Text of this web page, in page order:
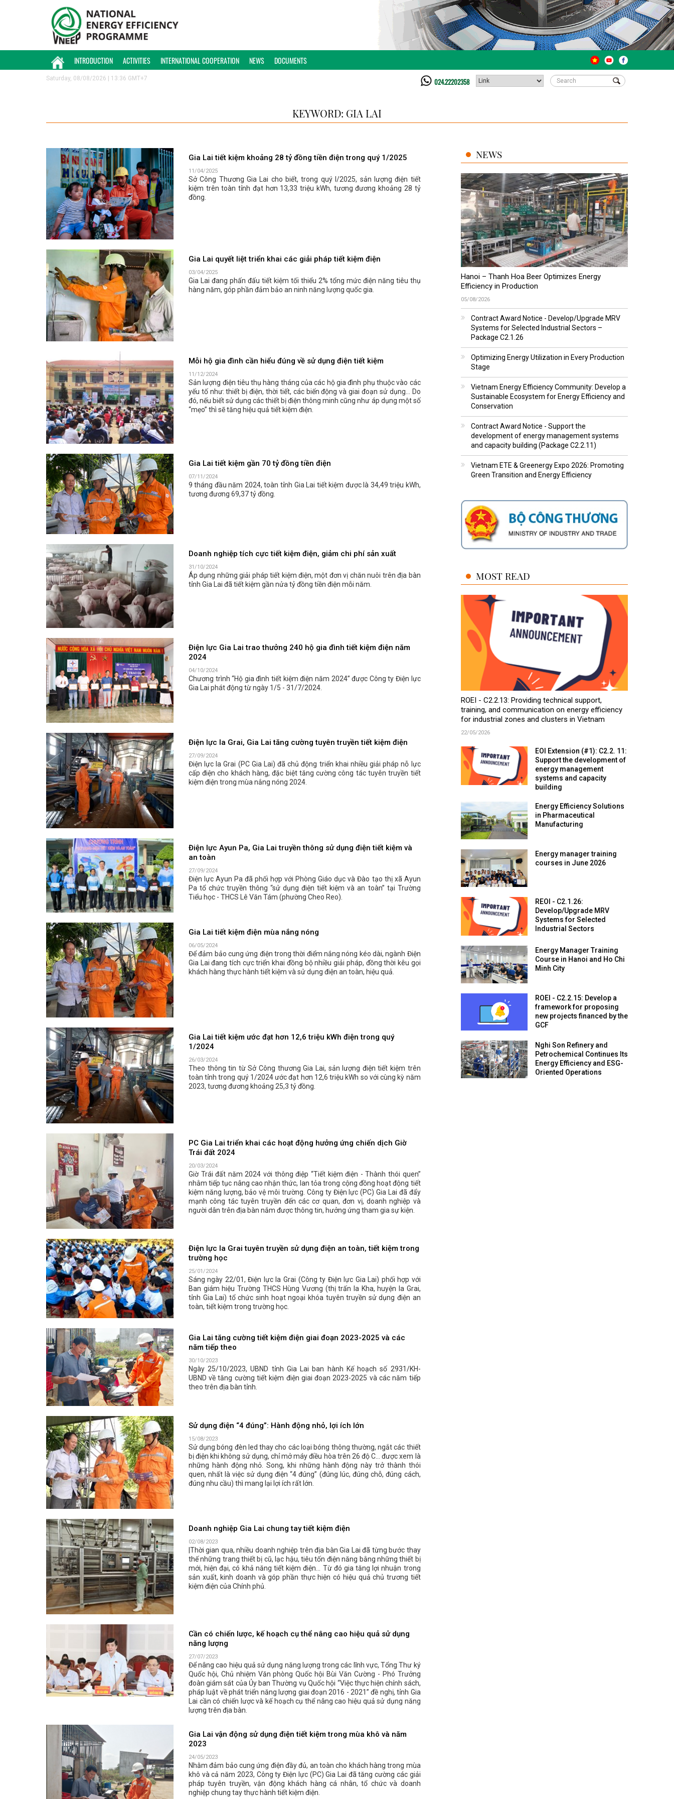
INTRODUCTION ACTIVITIES INTERNATIONAL COOPERATION NEWS DOCUMENTS
Saturday, 08/08/2026 | 13:36 GMT+7 024.22202358
KEYWORD: GIA LAI
Gia Lai tiết kiệm khoảng 28 tỷ đồng tiền điện trong quý 1/2025
11/04/2025
Sở Công Thương Gia Lai cho biết, trong quý I/2025, sản lượng điện tiết
kiệm trên toàn tỉnh đạt hơn 13,33 triệu kWh, tương đương khoảng 28 tỷ
đồng.
Gia Lai quyết liệt triển khai các giải pháp tiết kiệm điện
03/04/2025
Gia Lai đang phấn đấu tiết kiệm tối thiểu 2% tổng mức điện năng tiêu thụ
hàng năm, góp phần đảm bảo an ninh năng lượng quốc gia.
Mỗi hộ gia đình cần hiểu đúng về sử dụng điện tiết kiệm
11/12/2024
Sản lượng điện tiêu thụ hàng tháng của các hộ gia đình phụ thuộc vào các
yếu tố như: thiết bị điện, thời tiết, các biến động và giai đoạn sử dụng… Do
đó, nếu biết sử dụng các thiết bị điện thông minh cũng như áp dụng một số
“mẹo” thì sẽ tăng hiệu quả tiết kiệm điện.
Gia Lai tiết kiệm gần 70 tỷ đồng tiền điện
07/11/2024
9 tháng đầu năm 2024, toàn tỉnh Gia Lai tiết kiệm được là 34,49 triệu kWh,
tương đương 69,37 tỷ đồng.
Doanh nghiệp tích cực tiết kiệm điện, giảm chi phí sản xuất
31/10/2024
Áp dụng những giải pháp tiết kiệm điện, một đơn vị chăn nuôi trên địa bàn
tỉnh Gia Lai đã tiết kiệm gần nửa tỷ đồng tiền điện mỗi năm.
Điện lực Gia Lai trao thưởng 240 hộ gia đình tiết kiệm điện năm
2024
04/10/2024
Chương trình “Hộ gia đình tiết kiệm điện năm 2024” được Công ty Điện lực
Gia Lai phát động từ ngày 1/5 - 31/7/2024.
Điện lực Ia Grai, Gia Lai tăng cường tuyên truyền tiết kiệm điện
27/09/2024
Điện lực Ia Grai (PC Gia Lai) đã chủ động triển khai nhiều giải pháp nỗ lực
cấp điện cho khách hàng, đặc biệt tăng cường công tác tuyên truyền tiết
kiệm điện trong mùa nắng nóng 2024.
Điện lực Ayun Pa, Gia Lai truyền thông sử dụng điện tiết kiệm và
an toàn
27/09/2024
Điện lực Ayun Pa đã phối hợp với Phòng Giáo dục và Đào tạo thị xã Ayun
Pa tổ chức truyền thông “sử dụng điện tiết kiệm và an toàn” tại Trường
Tiểu học - THCS Lê Văn Tám (phường Cheo Reo).
Gia Lai tiết kiệm điện mùa nắng nóng
06/05/2024
Để đảm bảo cung ứng điện trong thời điểm nắng nóng kéo dài, ngành Điện
Gia Lai đang tích cực triển khai đồng bộ nhiều giải pháp, đồng thời kêu gọi
khách hàng thực hành tiết kiệm và sử dụng điện an toàn, hiệu quả.
Gia Lai tiết kiệm ước đạt hơn 12,6 triệu kWh điện trong quý
1/2024
26/03/2024
Theo thông tin từ Sở Công thương Gia Lai, sản lượng điện tiết kiệm trên
toàn tỉnh trong quý 1/2024 ước đạt hơn 12,6 triệu kWh so với cùng kỳ năm
2023, tương đương khoảng 25,3 tỷ đồng.
PC Gia Lai triển khai các hoạt động hưởng ứng chiến dịch Giờ
Trái đất 2024
20/03/2024
Giờ Trái đất năm 2024 với thông điệp “Tiết kiệm điện - Thành thói quen”
nhằm tiếp tục nâng cao nhận thức, lan tỏa trong cộng đồng hoạt động tiết
kiệm năng lượng, bảo vệ môi trường. Công ty Điện lực (PC) Gia Lai đã đẩy
mạnh công tác tuyên truyền đến các cơ quan, đơn vị, doanh nghiệp và
người dân trên địa bàn nắm được thông tin, hưởng ứng tham gia sự kiện.
Điện lực Ia Grai tuyên truyền sử dụng điện an toàn, tiết kiệm trong
trường học
25/01/2024
Sáng ngày 22/01, Điện lực Ia Grai (Công ty Điện lực Gia Lai) phối hợp với
Ban giám hiệu Trường THCS Hùng Vương (thị trấn Ia Kha, huyện Ia Grai,
tỉnh Gia Lai) tổ chức sinh hoạt ngoại khóa tuyên truyền sử dụng điện an
toàn, tiết kiệm trong trường học.
Gia Lai tăng cường tiết kiệm điện giai đoạn 2023-2025 và các
năm tiếp theo
30/10/2023
Ngày 25/10/2023, UBND tỉnh Gia Lai ban hành Kế hoạch số 2931/KH-
UBND về tăng cường tiết kiệm điện giai đoạn 2023-2025 và các năm tiếp
theo trên địa bàn tỉnh.
Sử dụng điện “4 đúng”: Hành động nhỏ, lợi ích lớn
15/08/2023
Sử dụng bóng đèn led thay cho các loại bóng thông thường, ngắt các thiết
bị điện khi không sử dụng, chỉ mở máy điều hòa trên 26 độ C… được xem là
những hành động nhỏ. Song, khi những hành động này trở thành thói
quen, nhất là việc sử dụng điện “4 đúng” (đúng lúc, đúng chỗ, đúng cách,
đúng nhu cầu) thì mang lại lợi ích rất lớn.
Doanh nghiệp Gia Lai chung tay tiết kiệm điện
02/08/2023
|Thời gian qua, nhiều doanh nghiệp trên địa bàn Gia Lai đã từng bước thay
thế những trang thiết bị cũ, lạc hậu, tiêu tốn điện năng bằng những thiết bị
mới, hiện đại, có khả năng tiết kiệm điện... Từ đó gia tăng lợi nhuận trong
sản xuất, kinh doanh và góp phần thực hiện có hiệu quả chủ trương tiết
kiệm điện của Chính phủ.
Cần có chiến lược, kế hoạch cụ thể nâng cao hiệu quả sử dụng
năng lượng
27/07/2023
Để nâng cao hiệu quả sử dụng năng lượng trong các lĩnh vực, Tổng Thư ký
Quốc hội, Chủ nhiệm Văn phòng Quốc hội Bùi Văn Cường - Phó Trưởng
đoàn giám sát của Ủy ban Thường vụ Quốc hội “Việc thực hiện chính sách,
pháp luật về phát triển năng lượng giai đoạn 2016 - 2021” đề nghị, tỉnh Gia
Lai cần có chiến lược và kế hoạch cụ thể nâng cao hiệu quả sử dụng năng
lượng trên địa bàn.
Gia Lai vận động sử dụng điện tiết kiệm trong mùa khô và năm
2023
24/05/2023
Nhằm đảm bảo cung ứng điện đầy đủ, an toàn cho khách hàng trong mùa
khô và cả năm 2023, Công ty Điện lực (PC) Gia Lai đã tăng cường các giải
pháp tuyên truyền, vận động khách hàng cá nhân, tổ chức và doanh
nghiệp chung tay thực hành tiết kiệm điện.
NEWS
Hanoi – Thanh Hoa Beer Optimizes Energy
Efficiency in Production
05/08/2026
Contract Award Notice - Develop/Upgrade MRV
Systems for Selected Industrial Sectors –
Package C2.1.26
Optimizing Energy Utilization in Every Production
Stage
Vietnam Energy Efficiency Community: Develop a
Sustainable Ecosystem for Energy Efficiency and
Conservation
Contract Award Notice - Support the
development of energy management systems
and capacity building (Package C2.2.11)
Vietnam ETE & Greenergy Expo 2026: Promoting
Green Transition and Energy Efficiency
MOST READ
ROEI - C2.2.13: Providing technical support,
training, and communication on energy efficiency
for industrial zones and clusters in Vietnam
22/05/2026
EOI Extension (#1): C2.2. 11:
Support the development of
energy management
systems and capacity
building
Energy Efficiency Solutions
in Pharmaceutical
Manufacturing
Energy manager training
courses in June 2026
REOI - C2.1.26:
Develop/Upgrade MRV
Systems for Selected
Industrial Sectors
Energy Manager Training
Course in Hanoi and Ho Chi
Minh City
ROEI - C2.2.15: Develop a
framework for proposing
new projects financed by the
GCF
Nghi Son Refinery and
Petrochemical Continues Its
Energy Efficiency and ESG-
Oriented Operations